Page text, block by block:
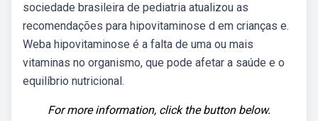
sociedade brasileira de pediatria atualizou as
recomendações para hipovitaminose d em crianças e.
Weba hipovitaminose é a falta de uma ou mais
vitaminas no organismo, que pode afetar a saúde e o
equilíbrio nutricional.
For more information, click the button below.